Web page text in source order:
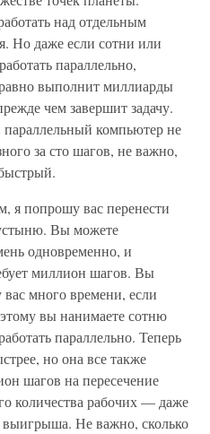
над отдельным
Но даже если сотни или
параллельно,
выполнит миллиарды
чем завершит задачу.
компьютер не
за сто шагов, не важно,
я попрошу вас перенести
Вы можете
одновременно, и
миллион шагов. Вы
вас много времени, если
вы нанимаете сотню
параллельно. Теперь
но она все также
шагов на пересечение
количества рабочих — даже
Не важно, сколько